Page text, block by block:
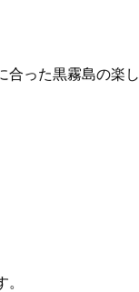
合った黒霧島の楽し